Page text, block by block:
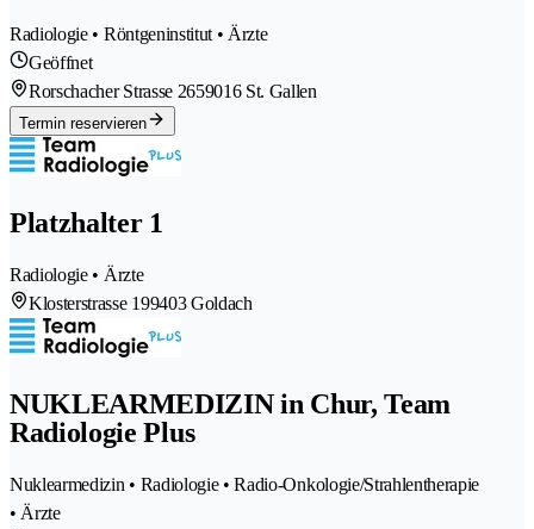
Radiologie • Röntgeninstitut • Ärzte
Geöffnet
Rorschacher Strasse 2659016 St. Gallen
Termin reservieren
Platzhalter 1
Radiologie • Ärzte
Klosterstrasse 199403 Goldach
NUKLEARMEDIZIN in Chur, Team
Radiologie Plus
Nuklearmedizin • Radiologie • Radio-Onkologie/Strahlentherapie
• Ärzte